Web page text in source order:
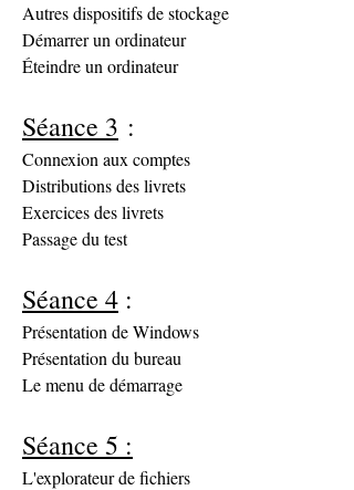
Autres dispositifs de stockage
Démarrer un ordinateur
Éteindre un ordinateur
Séance 3 :
Connexion aux comptes
Distributions des livrets
Exercices des livrets
Passage du test
Séance 4 :
Présentation de Windows
Présentation du bureau
Le menu de démarrage
Séance 5 :
L'explorateur de fichiers